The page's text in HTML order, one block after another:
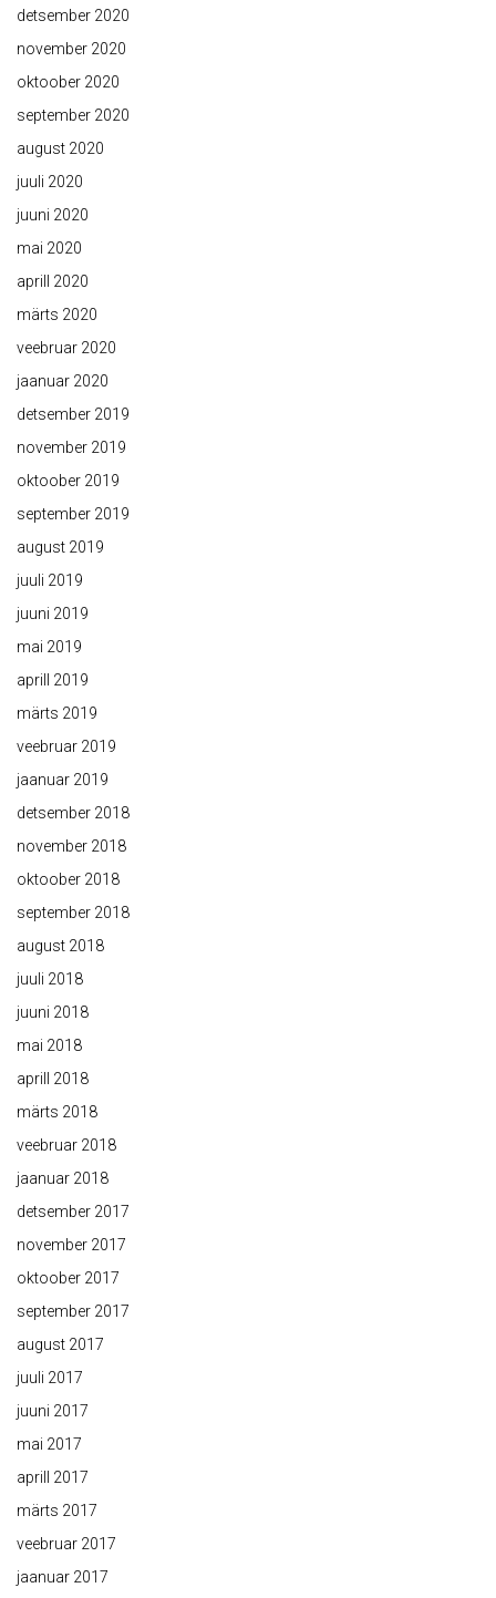
detsember 2020
november 2020
oktoober 2020
september 2020
august 2020
juuli 2020
juuni 2020
mai 2020
aprill 2020
märts 2020
veebruar 2020
jaanuar 2020
detsember 2019
november 2019
oktoober 2019
september 2019
august 2019
juuli 2019
juuni 2019
mai 2019
aprill 2019
märts 2019
veebruar 2019
jaanuar 2019
detsember 2018
november 2018
oktoober 2018
september 2018
august 2018
juuli 2018
juuni 2018
mai 2018
aprill 2018
märts 2018
veebruar 2018
jaanuar 2018
detsember 2017
november 2017
oktoober 2017
september 2017
august 2017
juuli 2017
juuni 2017
mai 2017
aprill 2017
märts 2017
veebruar 2017
jaanuar 2017